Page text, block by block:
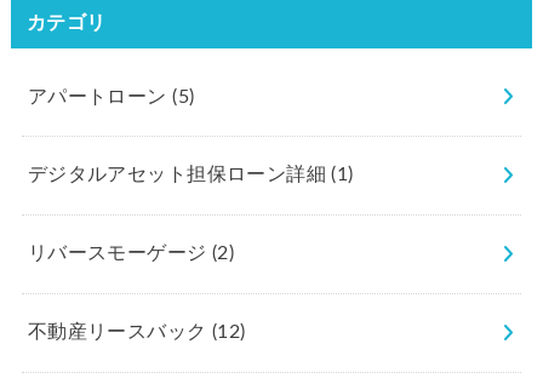
カテゴリ
アパートローン(5)
デジタルアセット担保ローン詳細(1)
リバースモーゲージ (2)
不動産リースバック (12)